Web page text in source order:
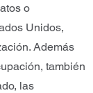
o
Unidos,
Además
también
las